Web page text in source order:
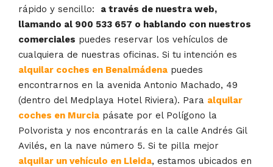
rápido y sencillo: a través de nuestra web,
llamando al 900 533 657 o hablando con nuestros
comerciales puedes reservar los vehículos de
cualquiera de nuestras oficinas. Si tu intención es
alquilar coches en Benalmádena puedes
encontrarnos en la avenida Antonio Machado, 49
(dentro del Medplaya Hotel Riviera). Para alquilar
coches en Murcia pásate por el Polígono la
Polvorista y nos encontrarás en la calle Andrés Gil
Avilés, en la nave número 5. Si te pilla mejor
alquilar un vehículo en Lleida, estamos ubicados en